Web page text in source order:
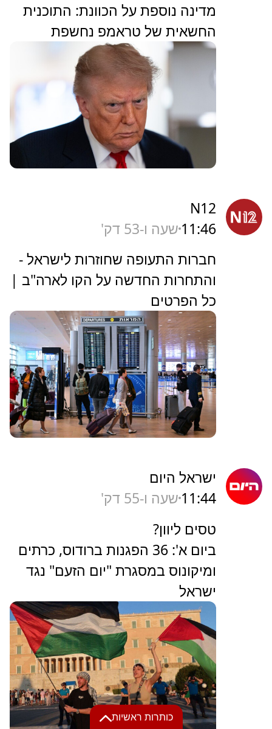
כותרות ראשיות
מדינה נוספת על הכוונת: התוכנית
החשאית של טראמפ נחשפת
N12
11:46 שעה ו-53 דק'
חברות התעופה שחוזרות לישראל -
והתחרות החדשה על הקו לארה"ב |
כל הפרטים
ישראל היום
11:44 שעה ו-55 דק'
טסים ליוון?
ביום א': 36 הפגנות ברודוס, כרתים
ומיקונוס במסגרת "יום הזעם" נגד
ישראל